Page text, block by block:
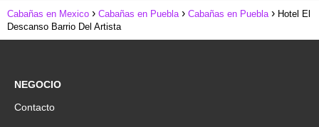
Cabañas en Mexico Cabañas en Puebla Cabañas en Puebla
Hotel El
Descanso Barrio Del Artista
NEGOCIO
Contacto